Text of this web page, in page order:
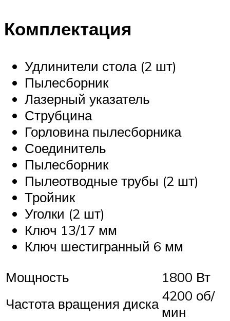
Комплектация
Удлинители стола (2 шт)
Пылесборник
Лазерный указатель
Струбцина
Горловина пылесборника
Соединитель
Пылесборник
Пылеотводные трубы (2 шт)
Тройник
Уголки (2 шт)
Ключ 13/17 мм
Ключ шестигранный 6 мм
Мощность
1800 Вт
Частота вращения диска 4200 об/
мин